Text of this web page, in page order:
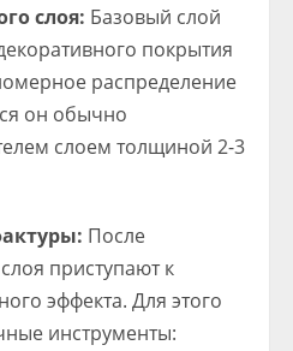
слоя: Базовый слой
покрытия
распределение
он обычно
слоем толщиной 2-3
После
приступают к
эффекта. Для этого
инструменты: